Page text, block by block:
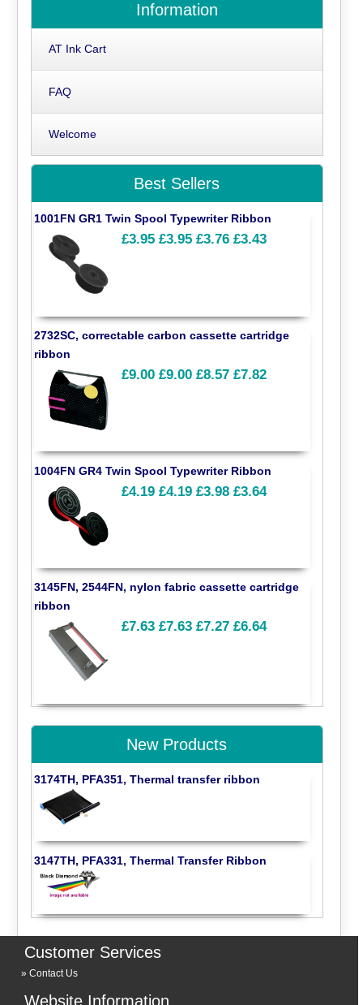
Information
AT Ink Cart
FAQ
Welcome
Best Sellers
1001FN GR1 Twin Spool Typewriter Ribbon
£3.95 £3.95 £3.76 £3.43
2732SC, correctable carbon cassette cartridge
ribbon
£9.00 £9.00 £8.57 £7.82
1004FN GR4 Twin Spool Typewriter Ribbon
£4.19 £4.19 £3.98 £3.64
3145FN, 2544FN, nylon fabric cassette cartridge
ribbon
£7.63 £7.63 £7.27 £6.64
New Products
3174TH, PFA351, Thermal transfer ribbon
3147TH, PFA331, Thermal Transfer Ribbon
Customer Services
Contact Us
Website Information